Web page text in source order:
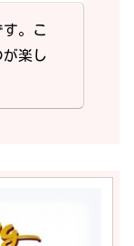
。こ
が楽し